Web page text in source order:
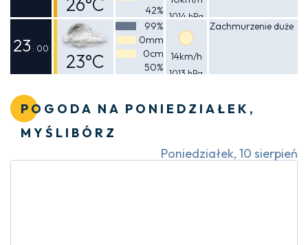
26°C
Odczuwalna
25°C
42% 1014 hPa
23 : 00
23°C
99%
0mm
0cm
50%
14km/h
1013 hPa
Zachmurzenie duże
POGODA NA PONIEDZIAŁEK,
MYŚLIBÓRZ
Poniedziałek, 10 sierpień